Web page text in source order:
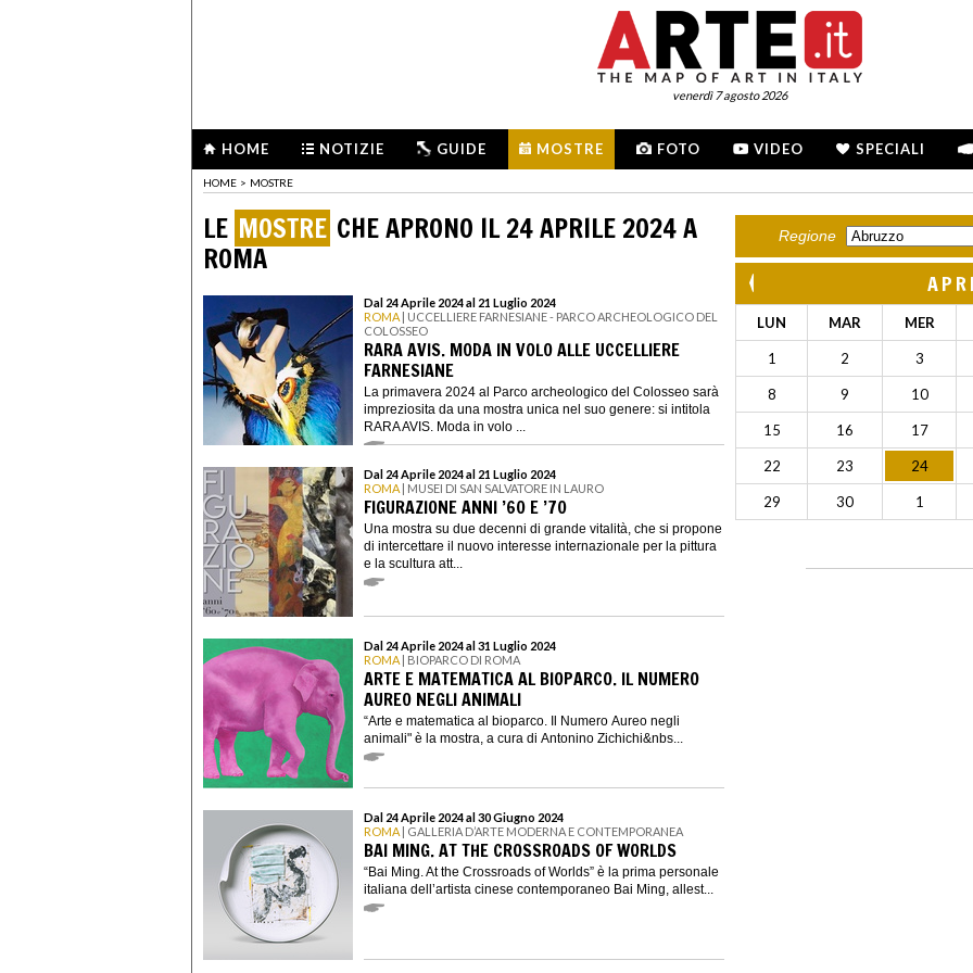
venerdì 7 agosto 2026
HOME NOTIZIE GUIDE MOSTRE FOTO VIDEO SPECIALI
HOME > MOSTRE
LE MOSTRE CHE APRONO IL 24 APRILE 2024 A
ROMA
Dal 24 Aprile 2024 al 21 Luglio 2024
ROMA | UCCELLIERE FARNESIANE - PARCO ARCHEOLOGICO DEL
COLOSSEO
RARA AVIS. MODA IN VOLO ALLE UCCELLIERE
FARNESIANE
La primavera 2024 al Parco archeologico del Colosseo sarà
impreziosita da una mostra unica nel suo genere: si intitola
RARA AVIS. Moda in volo ...
Dal 24 Aprile 2024 al 21 Luglio 2024
ROMA | MUSEI DI SAN SALVATORE IN LAURO
FIGURAZIONE ANNI ’60 E ’70
Una mostra su due decenni di grande vitalità, che si propone
di intercettare il nuovo interesse internazionale per la pittura
e la scultura att...
Dal 24 Aprile 2024 al 31 Luglio 2024
ROMA | BIOPARCO DI ROMA
ARTE E MATEMATICA AL BIOPARCO. IL NUMERO
AUREO NEGLI ANIMALI
“Arte e matematica al bioparco. Il Numero Aureo negli
animali" è la mostra, a cura di Antonino Zichichi&nbs...
Dal 24 Aprile 2024 al 30 Giugno 2024
ROMA | GALLERIA D’ARTE MODERNA E CONTEMPORANEA
BAI MING. AT THE CROSSROADS OF WORLDS
“Bai Ming. At the Crossroads of Worlds” è la prima personale
italiana dell’artista cinese contemporaneo Bai Ming, allest...
Regione
LUN MAR MER
1 2 3
8 9 10
15 16 17
22 23 24
29 30 1